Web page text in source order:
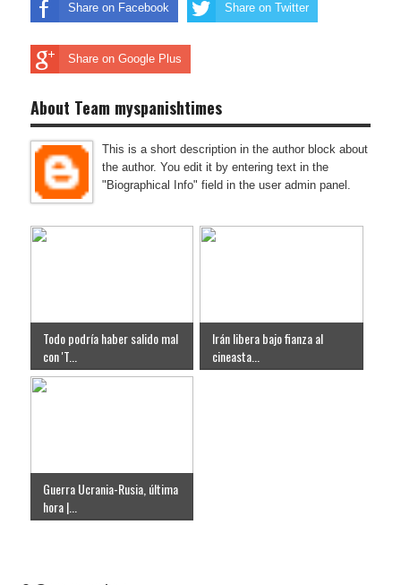
Share on Facebook Share on Twitter
Share on Google Plus
About Team myspanishtimes
This is a short description in the author block about
the author. You edit it by entering text in the
"Biographical Info" field in the user admin panel.
Todo podría haber salido mal
con 'T...
Irán libera bajo fianza al
cineasta...
Guerra Ucrania-Rusia, última
hora |...